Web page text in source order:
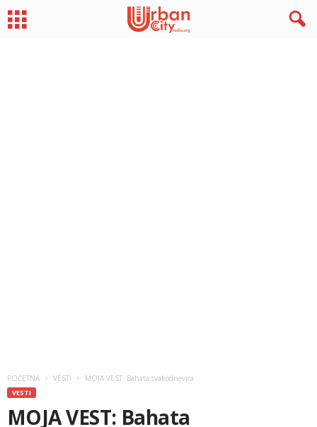
POČETNA VESTI MOJA VEST: Bahata svakodnevica
VESTI
MOJA VEST: Bahata